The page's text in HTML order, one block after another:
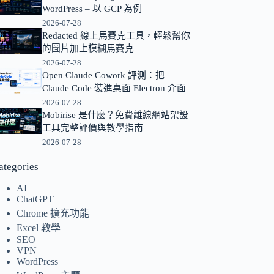
WordPress – 以 GCP 為例
2026-07-28
Redacted 線上馬賽克工具，輕鬆幫你
的圖片加上模糊馬賽克
2026-07-28
Open Claude Cowork 評測：把
Claude Code 裝進桌面 Electron 介面
2026-07-28
Mobirise 是什麼？免費離線網站架設
工具完整評價與教學指南
2026-07-28
AI
ChatGPT
Chrome 擴充功能
Excel 教學
SEO
VPN
WordPress